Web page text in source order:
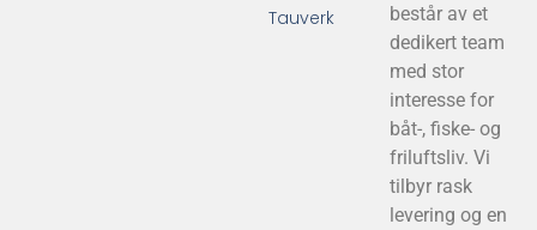
består av et
dedikert team
med stor
interesse for
båt-, fiske- og
friluftsliv. Vi
tilbyr rask
levering og en
Tauverk